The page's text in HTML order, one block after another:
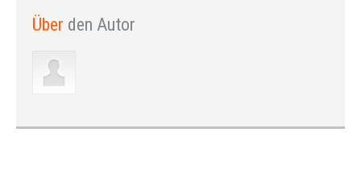
Über den Autor